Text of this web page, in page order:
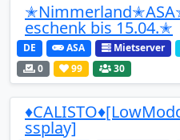
eschenk bis 15.04.✭
DE ASA Mietserver
0
99 30
ssplay]